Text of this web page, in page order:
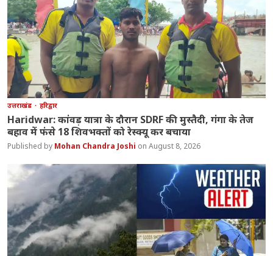
उत्तराखंड हरिद्वार
Haridwar: कांवड़ यात्रा के दौरान SDRF की मुस्तैदी, गंगा के तेज
बहाव में फंसे 18 शिवभक्तों को रेस्क्यू कर बचाया
Mohan Chandra Joshi August 8, 2026